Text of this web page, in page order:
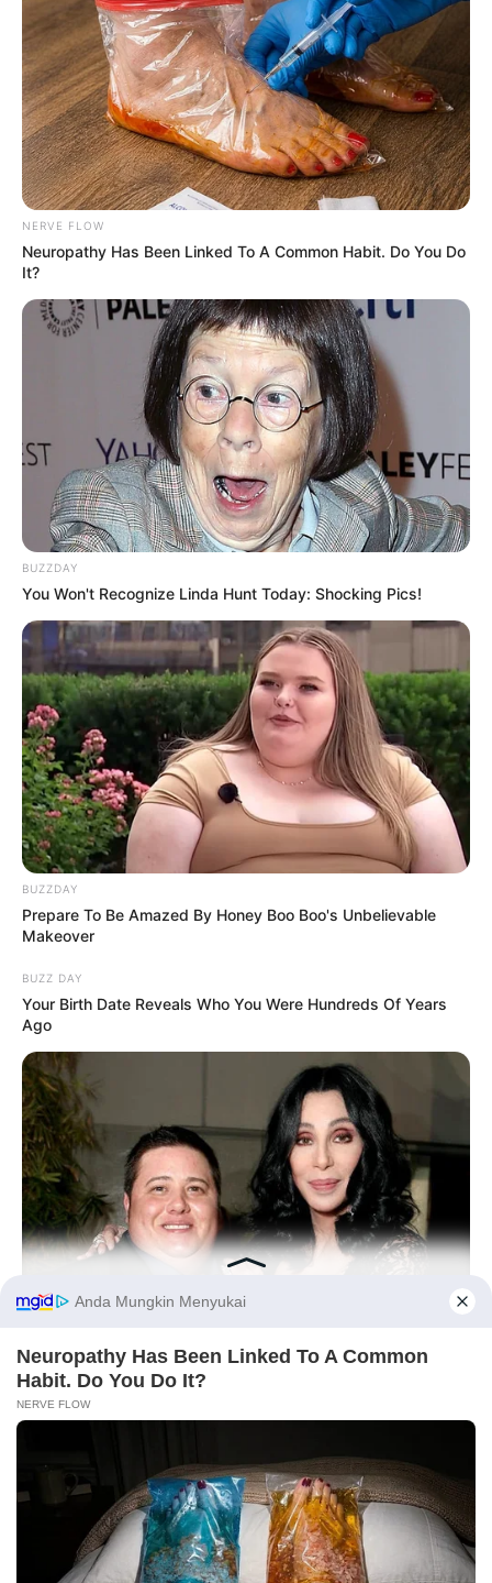
Serem! 9 Chat Ojek Online &
Pelanggan Ini Bikin Auto
Merinding
Bikin Ngakak, 10 Potret
Seadanya
Anti Mainstream, 10 Cara
Membawa Barang Belanjaan
Versi Warga Thailand
Katak yang Bikin Ketawa
Gemes
NERVE FLOW
Neuropathy Has Been Linked To A Common Habit. Do You Do
It?
BUZZDAY
You Won't Recognize Linda Hunt Today: Shocking Pics!
BUZZDAY
Prepare To Be Amazed By Honey Boo Boo's Unbelievable
Makeover
BUZZ DAY
Your Birth Date Reveals Who You Were Hundreds Of Years
Ago
Remember Chaz Bono? You Better Sit Down Before You See
Him Now
Before You Go